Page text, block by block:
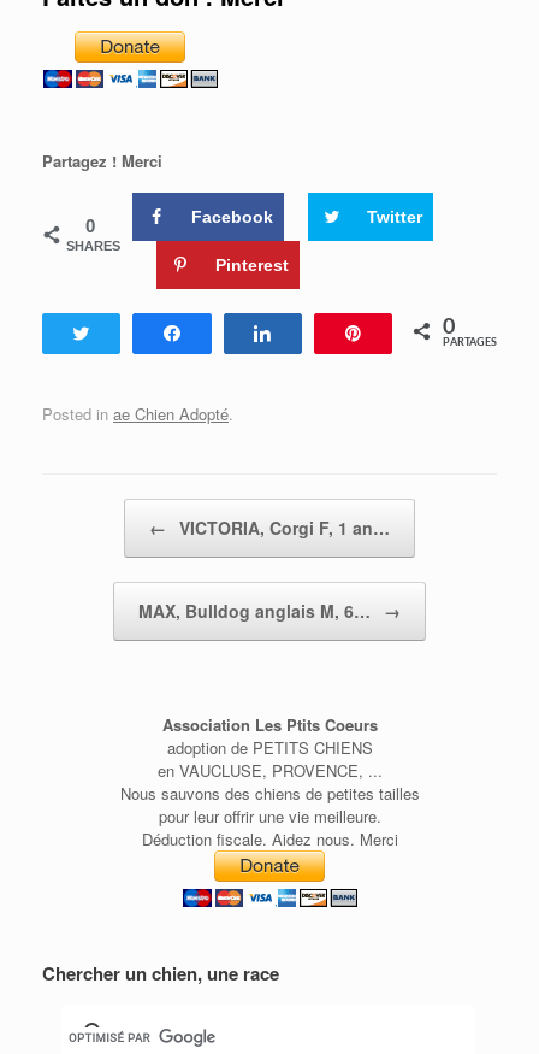
Partagez ! Merci
0
SHARES
Facebook Twitter
Pinterest
Tweetez Partagez Partagez Enregistrer
0
PARTAGES
Posted in ae Chien Adopté.
← VICTORIA, Corgi F, 1 an…
MAX, Bulldog anglais M, 6… →
Association Les Ptits Coeurs
adoption de PETITS CHIENS
en VAUCLUSE, PROVENCE, ...
Nous sauvons des chiens de petites tailles
pour leur offrir une vie meilleure.
Déduction fiscale. Aidez nous. Merci
Chercher un chien, une race